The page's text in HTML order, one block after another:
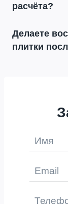
расчёта?
Делаете
плитки